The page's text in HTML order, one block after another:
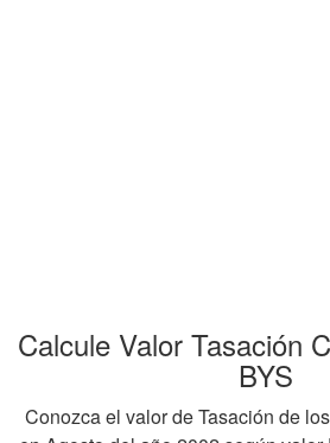
Calcule Valor Tasación
BYS
Conozca el valor de Tasación de